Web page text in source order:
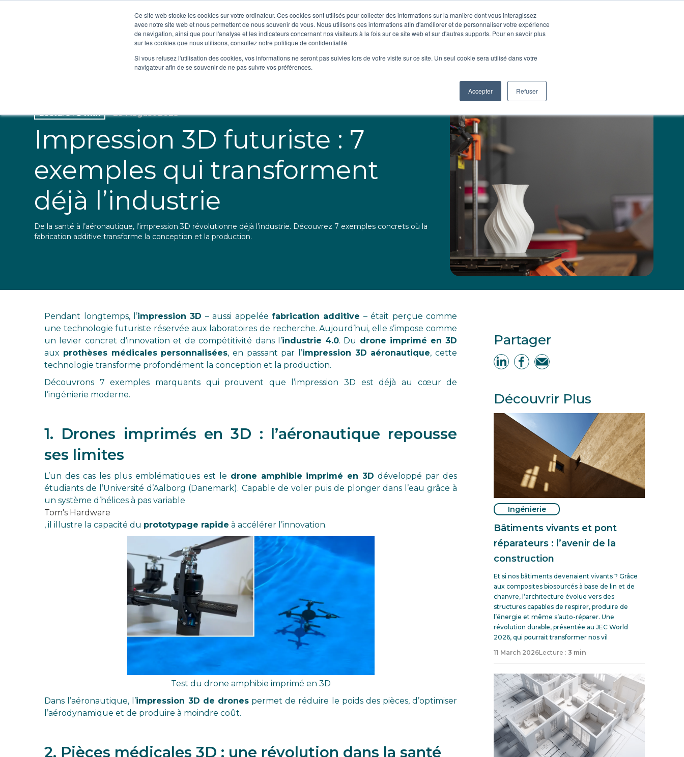
Ce site web stocke les cookies sur votre ordinateur. Ces cookies sont utilisés pour collecter des informations sur la manière dont vous interagissez
avec notre site web et nous permettent de nous souvenir de vous. Nous utilisons ces informations afin d'améliorer et de personnaliser votre expérience
de navigation, ainsi que pour l'analyse et les indicateurs concernant nos visiteurs à la fois sur ce site web et sur d'autres supports. Pour en savoir plus
sur les cookies que nous utilisons, consultez notre politique de confidentialité
Si vous refusez l'utilisation des cookies, vos informations ne seront pas suivies lors de votre visite sur ce site. Un seul cookie sera utilisé dans votre
navigateur afin de se souvenir de ne pas suivre vos préférences.
Accepter Refuser
ETIC INSA Technologies
Qui sommes-
Nos
Actualités
Lecture :8 min 29 August 2025
Impression 3D futuriste : 7
exemples qui transforment
déjà l’industrie
De la santé à l’aéronautique, l’impression 3D révolutionne déjà l’industrie. Découvrez 7 exemples concrets où la
fabrication additive transforme la conception et la production.
Pendant longtemps, l’impression 3D – aussi appeléefabrication additive – était perçue comme
une technologie futuriste réservée aux laboratoires de recherche. Aujourd’hui, elle s’impose comme
un levier concret d’innovation et de compétitivité dans l’industrie 4.0. Du drone imprimé en 3D
aux prothèses médicales personnalisées, en passant par l’impression 3D aéronautique, cette
technologie transforme profondément la conception et la production.
Découvrons 7 exemples marquants qui prouvent que l’impression 3D est déjà au cœur de
l’ingénierie moderne.
1. Drones imprimés en 3D : l’aéronautique repousse
ses limites
L’un des cas les plus emblématiques est le drone amphibie imprimé en 3D développé par des
étudiants de l’Université d’Aalborg (Danemark). Capable de voler puis de plonger dans l’eau grâce à
un système d’hélices à pas variable
Tom's Hardware
, il illustre la capacité du prototypage rapide à accélérer l’innovation.
Test du drone amphibie imprimé en 3D
Dans l’aéronautique, l’impression 3D de dronespermet de réduire le poids des pièces, d’optimiser
l’aérodynamique et de produire à moindre coût.
2. Pièces médicales 3D : une révolution dans la santé
Partager
Découvrir Plus
Ingénierie
Bâtiments vivants et pont
réparateurs : l’avenir de la
construction
Et si nos bâtiments devenaient vivants ? Grâce
aux composites biosourcés à base de lin et de
chanvre, l’architecture évolue vers des
structures capables de respirer, produire de
l’énergie et même s’auto-réparer. Une
révolution durable, présentée au JEC World
2026, qui pourrait transformer nos vil
11 March 2026Lecture : 3 min